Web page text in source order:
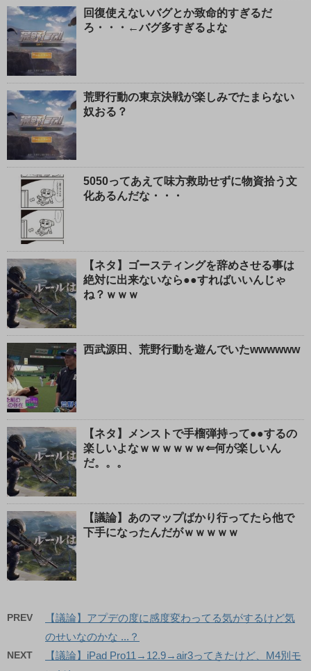
回復使えないバグとか致命的すぎるだ
ろ・・・←バグ多すぎるよな
荒野行動の東京決戦が楽しみでたまらない
奴おる？
5050ってあえて味方救助せずに物資拾う文
化あるんだな・・・
【ネタ】ゴースティングを辞めさせる事は
絶対に出来ないなら●●すればいいんじゃ
ね？ｗｗｗ
西武源田、荒野行動を遊んでいたwwwwww
【ネタ】メンストで手榴弾持って●●するの
楽しいよなｗｗｗｗｗｗ⇐何が楽しいん
だ。。。
【議論】あのマップばかり行ってたら他で
下手になったんだがｗｗｗｗｗ
PREV
【議論】アプデの度に感度変わってる気がするけど気
のせいなのかな ...？
NEXT
【議論】iPad Pro11→12.9→air3ってきたけど、M4別モ